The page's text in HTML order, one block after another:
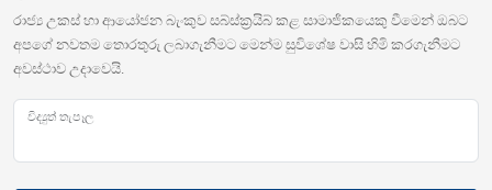
රාජ්‍ය උකස් හා ආයෝජන බැංකුව සබ්ස්ක්‍රයිබ් කළ සාමාජිකයෙකු වීමෙන් ඔබට
අපගේ නවතම තොරතුරු ලබාගැනීමට මෙන්ම සුවිශේෂ වාසි හිමි කරගැනීමට
අවස්ථාව උදාවෙයි.
විද්‍යුත් තැපෑල